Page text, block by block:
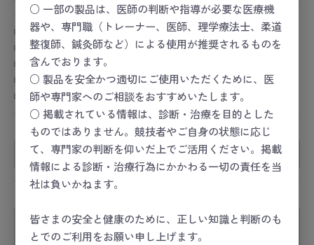
○ 一部の製品は、医師の判断や指導が必要な医療機
器や、専門職（トレーナー、医師、理学療法士、柔道
整復師、鍼灸師など）による使用が推奨されるものを
含んでおります。
○ 製品を安全かつ適切にご使用いただくために、医
師や専門家へのご相談をおすすめいたします。
○ 掲載されている情報は、診断・治療を目的とした
ものではありません。競技者やご自身の状態に応じ
て、専門家の判断を仰いだ上でご活用ください。掲載
情報による診断・治療行為にかかわる一切の責任を当
社は負いかねます。
皆さまの安全と健康のために、正しい知識と判断のも
とでのご利用をお願い申し上げます。
おすすめレベル 必須
★★★★★
★★★★
★★★
★★
★
タイトル 必須